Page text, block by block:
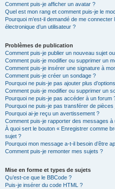
Comment puis-je afficher un avatar ?
Quel est mon rang et comment puis-je le
Pourquoi m’est-il demandé de me
électronique d’un utilisateur ?
Problèmes de publication
Comment puis-je publier un nouveau sujet
Comment puis-je modifier ou supprimer un
Comment puis-je insérer une signature à
Comment puis-je créer un sondage ?
Pourquoi ne puis-je pas ajouter plus
Comment puis-je modifier ou supprimer un
Pourquoi ne puis-je pas accéder à un forum
Pourquoi ne puis-je pas transférer de pièces
Pourquoi ai-je reçu un avertissement ?
Comment puis-je rapporter des messages à
À quoi sert le bouton « Enregistrer comme
sujet ?
Pourquoi mon message a-t-il besoin d’être
Comment puis-je remonter mes sujets ?
Mise en forme et types de sujets
Qu’est-ce que le BBCode ?
Puis-je insérer du code HTML ?